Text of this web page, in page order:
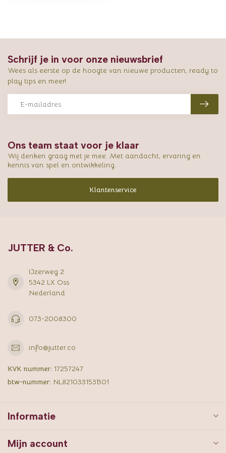
Ons team staat voor je klaar
Wij denken graag met je mee. Met aandacht, ervaring en
kennis van spel en ontwikkeling.
Klantenservice
Schrijf je in voor onze nieuwsbrief
Wees als eerste op de hoogte van nieuwe producten, ready to
play tips en meer!
JUTTER & Co.
IJzerweg 2
5342 LX Oss
Nederland
073-2008300
info@jutter.co
KVK nummer: 17257247
btw-nummer: NL821033153B01
Informatie
Mijn account